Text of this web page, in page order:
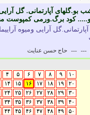
بو.گلهای آپارتمانی. گل
کود برگ.ورمی کمپوست
آرایی ومیوه
---
--- حاج حسن عنایت
۴ ۵ ۶ ۷ ۸ ۹
۱۰
۱۴ ۱۵ ۱۶ ۱۷ ۱۸ ۱۹
۲۰
۲۴ ۲۵ ۲۶ ۲۷ ۲۸ ۲۹
۳۰
۳۴ ۳۵ ۳۶ ۳۷ ۳۸ ۳۹
۴۰
۴۴ ۴۵ ۴۶ ۴۷ ۴۸ ۴۹ ۵۰